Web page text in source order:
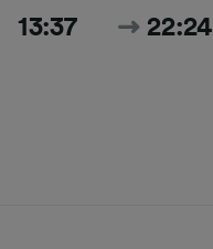
13:37 22:24